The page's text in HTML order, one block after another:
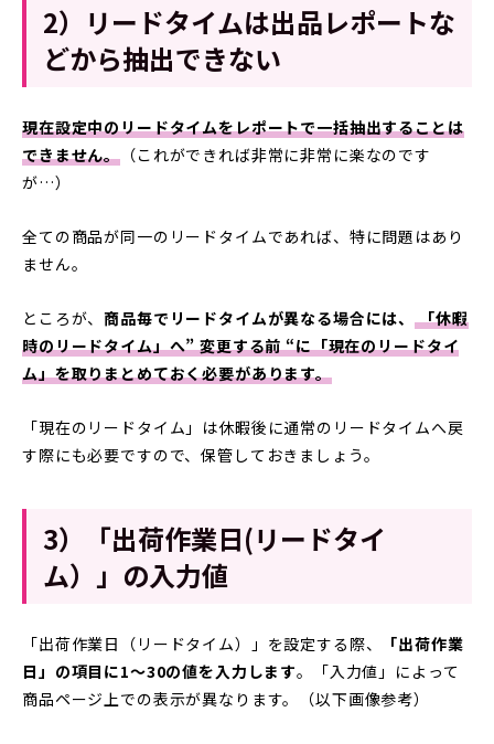
2）リードタイムは出品レポートな
どから抽出できない
現在設定中のリードタイムをレポートで一括抽出することは
できません。 （これができれば非常に非常に楽なのです
が…）
全ての商品が同一のリードタイムであれば、特に問題はあり
ません。
ところが、商品毎でリードタイムが異なる場合には、「休暇
時のリードタイム」へ” 変更する前 “に「現在のリードタイ
ム」を取りまとめておく必要があります。
「現在のリードタイム」は休暇後に通常のリードタイムへ戻
す際にも必要ですので、保管しておきましょう。
3）「出荷作業日(リードタイ
ム）」の入力値
「出荷作業日（リードタイム）」を設定する際、
「出荷作業
日」の項目に1〜30の値を入力します。「入力値」によって
商品ページ上での表示が異なります。（以下画像参考）